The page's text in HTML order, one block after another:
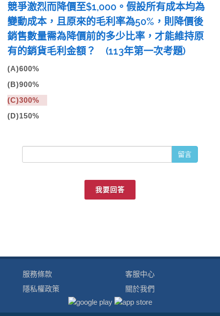
競爭激烈而降價至$1,000。假設所有成本均為
變動成本，且原來的毛利率為50%，則降價後
銷售數量需為降價前的多少比率，才能維持原
有的銷貨毛利金額？ (113年第一次考題)
(A)600%
(B)900%
(C)300%
(D)150%
留言
我要回答
服務條款
隱私權政策
客服中心
關於我們